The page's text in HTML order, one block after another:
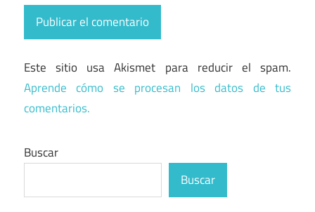
Este sitio usa Akismet para reducir el spam.
Aprende cómo se procesan los datos de tus
comentarios.
Buscar
Buscar